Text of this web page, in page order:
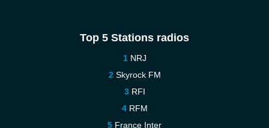
Top 5 Stations radios
NRJ
Skyrock FM
RFI
RFM
France Inter